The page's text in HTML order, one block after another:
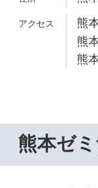
熊
熊
熊
熊本ゼ